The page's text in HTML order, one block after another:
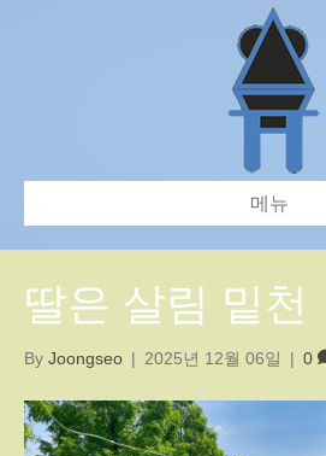
메뉴
딸은 살림 밑천
By Joongseo | 2025년 12월 06일 | 0